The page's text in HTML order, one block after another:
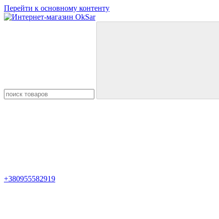
Перейти к основному контенту
+380955582919